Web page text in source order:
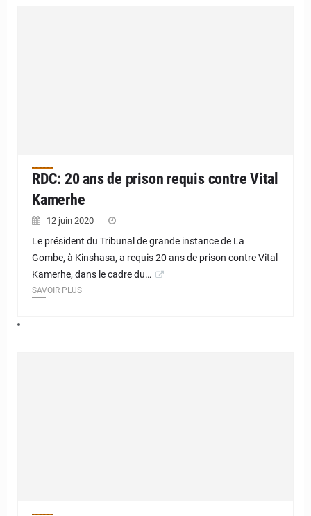
RDC: 20 ans de prison requis contre Vital
Kamerhe
12 juin 2020
Le président du Tribunal de grande instance de La
Gombe, à Kinshasa, a requis 20 ans de prison contre Vital
Kamerhe, dans le cadre du…
SAVOIR PLUS